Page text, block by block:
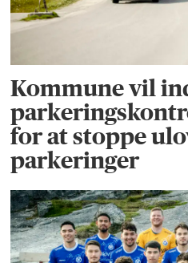
Kommune vil
for at stoppe
parkeringer